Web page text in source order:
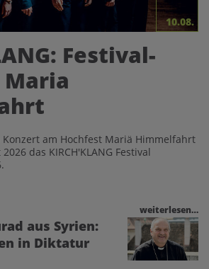
10.08.
Festival-
Maria
am Hochfest Mariä Himmelfahrt
das KIRCH'KLANG Festival
weiterlesen…
aus Syrien:
in Diktatur